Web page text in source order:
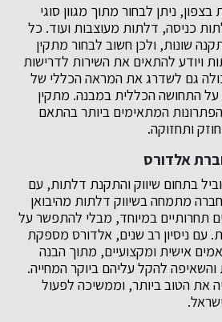
ניתן לבחור מתוך מגוון סוגי
כניסה, דלתות מעוצבות ועוד. כל
שונות, ולכן חשוב לבחור מתקין
ויודע להתאים את השירות לדרישות
גם לשדרג את המראה הכללי של
התחושה הכללית במבנה. מתקין
המתאימים ביותר בהתאם
ותחזוקה.
אלדורס
בתחום שיווק והתקנת דלתות, עם
מתמחה בשיווק דלתות מהיבואן
תחרותיים במיוחד, מבלי להתפשר על
עם ניסיון רב שנים, אלדורס מספקת
אישית ומקצועיים, מתוך הבנה
להקל עליהם ביוקר המחייה.
את הטוב ביותר, וממשיכה לפעול